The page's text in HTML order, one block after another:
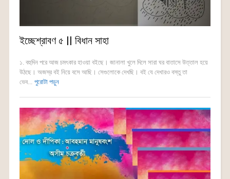
ইচ্ছেশ্রাবণ ৫ || বিধান সাহা
১. বহুদিন পরে আজ চমৎকার হাওয়া বইছে। জানালা খুলে দিলে সারা ঘর বাতাসে উত্তাল হয়ে
উঠছে। অজস্র বই নিয়ে বসে আছি। সেগুলোকে দেখছি। বই যে দেখারও বস্তু তা
ভেব... পুরোটা পড়ুন